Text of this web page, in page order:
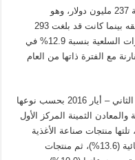
في أيار 2016، بلغت قيمة الصادرات السلعية 237 مليون دولار، وهو
المستوى ذاته المسجل في الشهر الذي سبقه بينما كانت قد بلغت 293
مليون دولار في أيار 2015. وتراجعت الصادرات السلعية بنسبة 12.9% في
الأولى من العام 2016 بالمقارنة مع الفترة ذاتها من العام
وتوزعت الصادرات السلعية في فترة كانون الثاني – أيار 2016 بحسب نوعها
الثمينة المركز الأول
تلتها منتجات صناعة الأغذية
(17.5%)، فالآلات والأجهزة والمعدات الكهربائية (13.6%)، ثم منتجات